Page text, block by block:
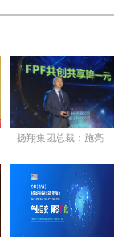
扬翔集团总裁：施亮